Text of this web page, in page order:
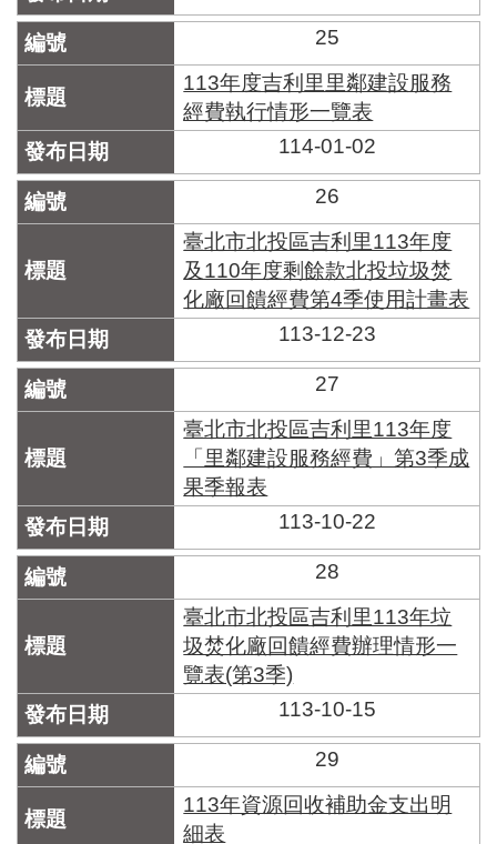
市
鄰
長
冊
25
113年度吉利里里鄰建設服務
經費執行情形一覽表
114-01-02
26
臺北市北投區吉利里113年度
及110年度剩餘款北投垃圾焚
化廠回饋經費第4季使用計畫表
113-12-23
27
臺北市北投區吉利里113年度
「里鄰建設服務經費」第3季成
果季報表
113-10-22
28
臺北市北投區吉利里113年垃
圾焚化廠回饋經費辦理情形一
覽表(第3季)
113-10-15
29
113年資源回收補助金支出明
細表